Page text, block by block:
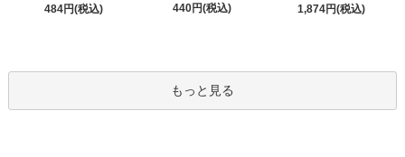
484円(税込)
440円(税込)
1,874円(税込)
もっと見る